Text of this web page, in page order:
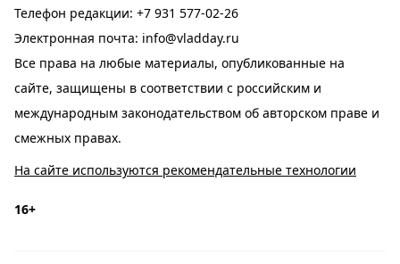
Телефон редакции: +7 931 577-02-26
Электронная почта: info@vladday.ru
Все права на любые материалы, опубликованные на
сайте, защищены в соответствии с российским и
международным законодательством об авторском праве и
смежных правах.
На сайте используются рекомендательные технологии
16+